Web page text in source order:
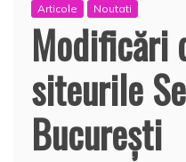
Articole Noutati
Modificări
siteurile
București